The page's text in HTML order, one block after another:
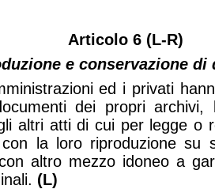
Articolo 6 (L-R)
e conservazione di
ed i privati
dei propri archivi,
altri atti di cui per legge o
con la loro riproduzione su
altro mezzo idoneo a
(L)